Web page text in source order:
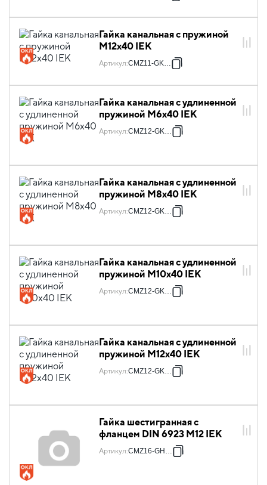
Гайка канальная с пружиной
М12х40 IEK
Артикул:CMZ11-GK-12
Гайка канальная с удлиненной
пружиной М6х40 IEK
Артикул:CMZ12-GK-06
Гайка канальная с удлиненной
пружиной М8х40 IEK
Артикул:CMZ12-GK-08
Гайка канальная с удлиненной
пружиной М10х40 IEK
Артикул:CMZ12-GK-10
Гайка канальная с удлиненной
пружиной М12х40 IEK
Артикул:CMZ12-GK-12
Гайка шестигранная с
фланцем DIN 6923 М12 IEK
Артикул:CMZ16-GH-12